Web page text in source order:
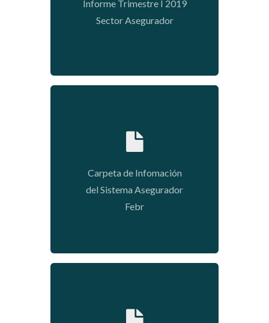
Informe Trimestre I 2019
Sector Asegurador
Carpeta de Infomación
del Sistema Asegurador
Febr